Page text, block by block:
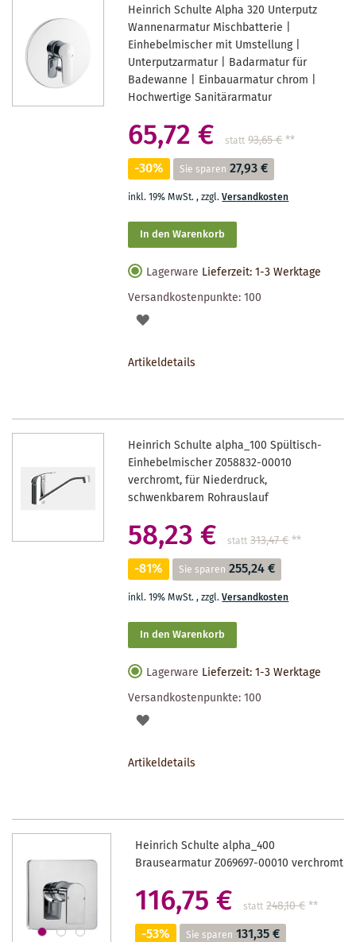
Heinrich Schulte Alpha 320 Unterputz
Wannenarmatur Mischbatterie |
Einhebelmischer mit Umstellung |
Unterputzarmatur | Badarmatur für
Badewanne | Einbauarmatur chrom |
Hochwertige Sanitärarmatur
65,72 € statt 93,65 €**
-30% Sie sparen 27,93 €
inkl. 19% MwSt.,zzgl.Versandkosten
In den Warenkorb
Lagerware Lieferzeit: 1-3 Werktage
Versandkostenpunkte:100
AUF
Artikeldetails
Heinrich Schulte alpha_100 Spültisch-
Einhebelmischer Z058832-00010
verchromt, für Niederdruck,
schwenkbarem Rohrauslauf
58,23 € statt 313,47 €**
-81% Sie sparen 255,24 €
inkl. 19% MwSt.,zzgl.Versandkosten
In den Warenkorb
Lagerware Lieferzeit: 1-3 Werktage
Versandkostenpunkte:100
AUF
Artikeldetails
Heinrich Schulte alpha_400
Brausearmatur Z069697-00010 verchromt
116,75 € statt 248,10 €**
-53% Sie sparen 131,35 €